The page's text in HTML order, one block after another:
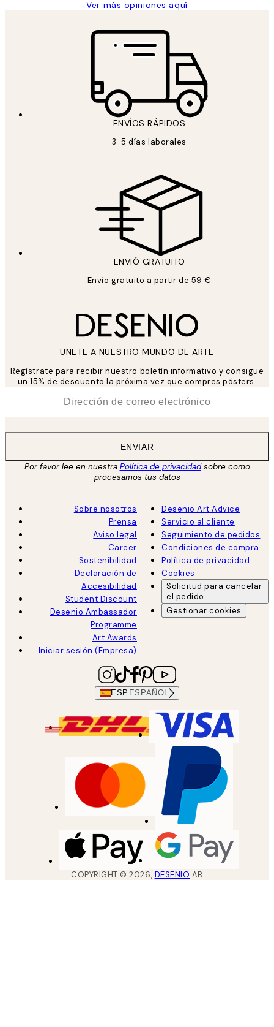
Ver más opiniones aquí
ENVÍOS RÁPIDOS
3-5 días laborales
ENVIÓ GRATUITO
Envío gratuito a partir de 59 €
UNETE A NUESTRO MUNDO DE ARTE
Regístrate para recibir nuestro boletín informativo y consigue
un 15% de descuento la próxima vez que compres pósters.
ENVIAR
Por favor lee en nuestra Política de privacidadsobre como
procesamos tus datos
Sobre nosotros
Prensa
Aviso legal
Career
Sostenibilidad
Declaración de
Accesibilidad
Student Discount
Desenio Ambassador
Programme
Art Awards
Iniciar sesión (Empresa)
Desenio Art Advice
Servicio al cliente
Seguimiento de pedidos
Condiciones de compra
Política de privacidad
Cookies
Solicitud para cancelar
el pedido
Gestionar cookies
ESP ESPAÑOL
COPYRIGHT ©2026, DESENIO AB